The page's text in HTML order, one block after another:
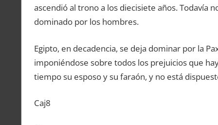
ascendió al trono a los diecisiete años.
dominado por los hombres.
Egipto, en decadencia, se deja dominar por la
imponiéndose sobre todos los prejuicios que
tiempo su esposo y su faraón, y no está
Caj8